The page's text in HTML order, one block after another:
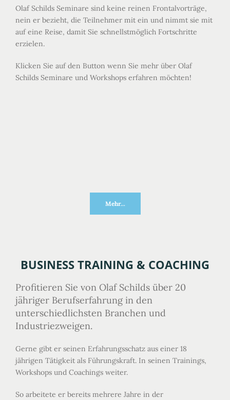
Olaf Schilds Seminare sind keine reinen Frontalvorträge,
nein er bezieht, die Teilnehmer mit ein und nimmt sie mit
auf eine Reise, damit Sie schnellstmöglich Fortschritte
erzielen.
Klicken Sie auf den Button wenn Sie mehr über Olaf
Schilds Seminare und Workshops erfahren möchten!
Mehr...
BUSINESS TRAINING & COACHING
Profitieren Sie von Olaf Schilds über 20
jähriger Berufserfahrung in den
unterschiedlichsten Branchen und
Industriezweigen.
Gerne gibt er seinen Erfahrungsschatz aus einer 18
jährigen Tätigkeit als Führungskraft. In seinen Trainings,
Workshops und Coachings weiter.
So arbeitete er bereits mehrere Jahre in der